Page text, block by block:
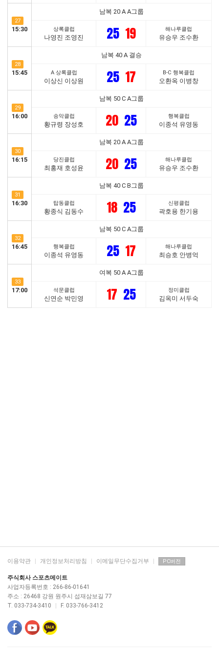
27
15:30
남복 20 A A그룹
상록클럽
나영진 조영진 25 19 해나루클럽
유승우 조수환
28
15:45
남복 40 A 결승
A 상록클럽
이상신 이상원 25 17 B-C 행복클럽
오환옥 이병창
29
16:00
남복 50 C A그룹
송악클럽
황규령 장성호 20 25 행복클럽
이종석 유영동
30
16:15
남복 20 A A그룹
당진클럽
최홍재 호성윤 20 25 해나루클럽
유승우 조수환
31
16:30
남복 40 C B그룹
탑동클럽
황종식 김동수 18 25 신평클럽
곽호용 한기용
32
16:45
남복 50 C A그룹
행복클럽
이종석 유영동 25 17 해나루클럽
최승호 안병억
33
17:00
여복 50 A A그룹
석문클럽
신연순 박민영 17 25 정미클럽
김옥미 서두숙
이용약관 개인정보처리방침 이메일무단수집거부 PC버전
주식회사 스포츠메이트
사업자등록번호 : 266-86-01641
주소 : 26468 강원 원주시 섭재삼보길 77
T. 033-734-3410
F. 033-766-3412